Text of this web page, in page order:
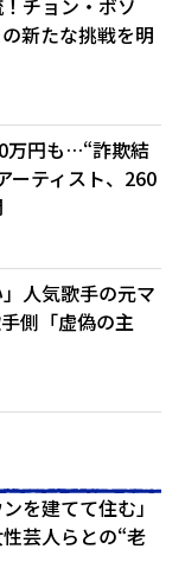
チョン・ボソ
新たな挑戦を明
万円も…“詐欺結
ーティスト、260
」人気歌手の元マ
側「虚偽の主
を建てて住む」
芸人らとの“老